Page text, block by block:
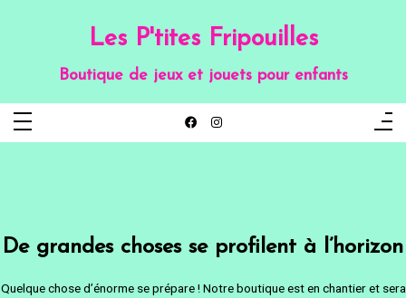
Les P'tites Fripouilles
Boutique de jeux et jouets pour enfants
De grandes choses se profilent à l’horizon
Quelque chose d’énorme se prépare ! Notre boutique est en chantier et sera